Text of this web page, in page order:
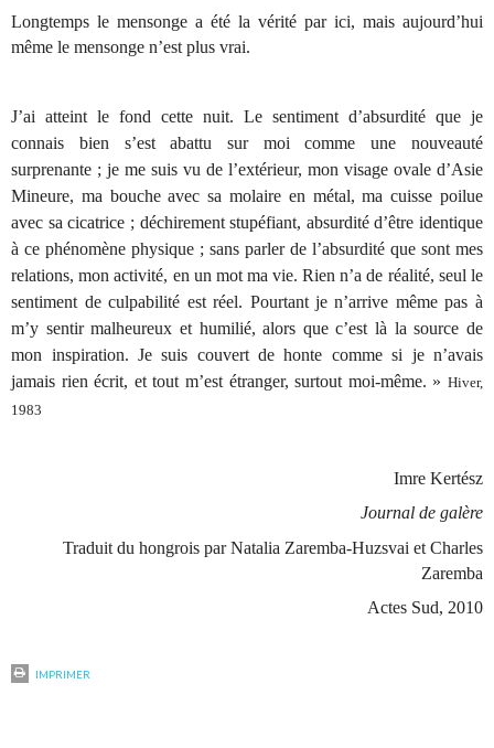
Longtemps le mensonge a été la vérité par ici, mais aujourd’hui
même le mensonge n’est plus vrai.
J’ai atteint le fond cette nuit. Le sentiment d’absurdité que je
connais bien s’est abattu sur moi comme une nouveauté
surprenante ; je me suis vu de l’extérieur, mon visage ovale d’Asie
Mineure, ma bouche avec sa molaire en métal, ma cuisse poilue
avec sa cicatrice ; déchirement stupéfiant, absurdité d’être identique
à ce phénomène physique ; sans parler de l’absurdité que sont mes
relations, mon activité, en un mot ma vie. Rien n’a de réalité, seul le
sentiment de culpabilité est réel. Pourtant je n’arrive même pas à
m’y sentir malheureux et humilié, alors que c’est là la source de
mon inspiration. Je suis couvert de honte comme si je n’avais
jamais rien écrit, et tout m’est étranger, surtout moi-même. » Hiver,
1983
Imre Kertész
Journal de galère
Traduit du hongrois par Natalia Zaremba-Huzsvai et Charles
Zaremba
Actes Sud, 2010
IMPRIMER